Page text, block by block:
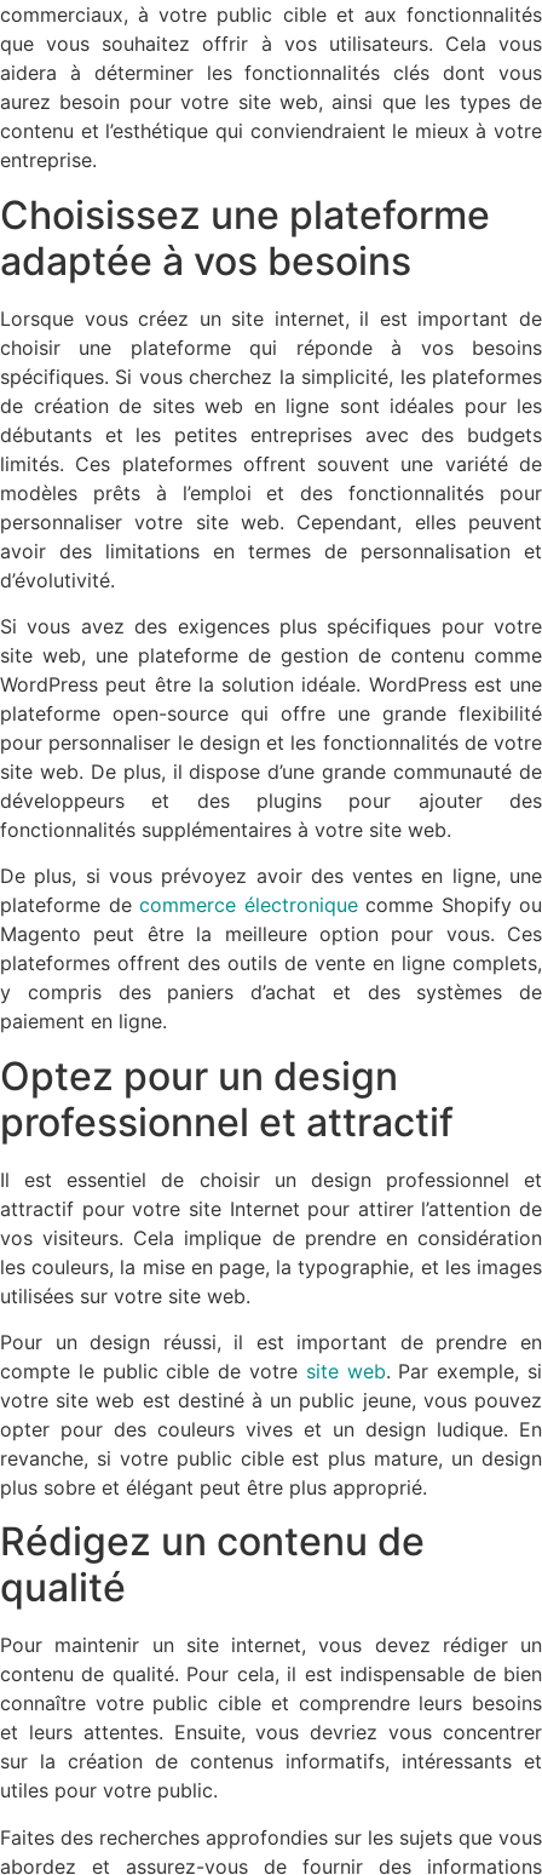
commerciaux, à votre public cible et aux fonctionnalités
que vous souhaitez offrir à vos utilisateurs. Cela vous
aidera à déterminer les fonctionnalités clés dont vous
aurez besoin pour votre site web, ainsi que les types de
contenu et l’esthétique qui conviendraient le mieux à votre
entreprise.
Choisissez une plateforme
adaptée à vos besoins
Lorsque vous créez un site internet, il est important de
choisir une plateforme qui réponde à vos besoins
spécifiques. Si vous cherchez la simplicité, les plateformes
de création de sites web en ligne sont idéales pour les
débutants et les petites entreprises avec des budgets
limités. Ces plateformes offrent souvent une variété de
modèles prêts à l’emploi et des fonctionnalités pour
personnaliser votre site web. Cependant, elles peuvent
avoir des limitations en termes de personnalisation et
d’évolutivité.
Si vous avez des exigences plus spécifiques pour votre
site web, une plateforme de gestion de contenu comme
WordPress peut être la solution idéale. WordPress est une
plateforme open-source qui offre une grande flexibilité
pour personnaliser le design et les fonctionnalités de votre
site web. De plus, il dispose d’une grande communauté de
développeurs et des plugins pour ajouter des
fonctionnalités supplémentaires à votre site web.
De plus, si vous prévoyez avoir des ventes en ligne, une
plateforme de commerce électroniquecomme Shopify ou
Magento peut être la meilleure option pour vous. Ces
plateformes offrent des outils de vente en ligne complets,
y compris des paniers d’achat et des systèmes de
paiement en ligne.
Optez pour un design
professionnel et attractif
Il est essentiel de choisir un design professionnel et
attractif pour votre site Internet pour attirer l’attention de
vos visiteurs. Cela implique de prendre en considération
les couleurs, la mise en page, la typographie, et les images
utilisées sur votre site web.
Pour un design réussi, il est important de prendre en
compte le public cible de votre site web. Par exemple, si
votre site web est destiné à un public jeune, vous pouvez
opter pour des couleurs vives et un design ludique. En
revanche, si votre public cible est plus mature, un design
plus sobre et élégant peut être plus approprié.
Rédigez un contenu de
qualité
Pour maintenir un site internet, vous devez rédiger un
contenu de qualité. Pour cela, il est indispensable de bien
connaître votre public cible et comprendre leurs besoins
et leurs attentes. Ensuite, vous devriez vous concentrer
sur la création de contenus informatifs, intéressants et
utiles pour votre public.
Faites des recherches approfondies sur les sujets que vous
abordez et assurez-vous de fournir des informations